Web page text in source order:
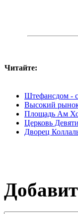
Читайте:
Штефансдом -
Высокий
Площадь Ам
Церковь
Дворец